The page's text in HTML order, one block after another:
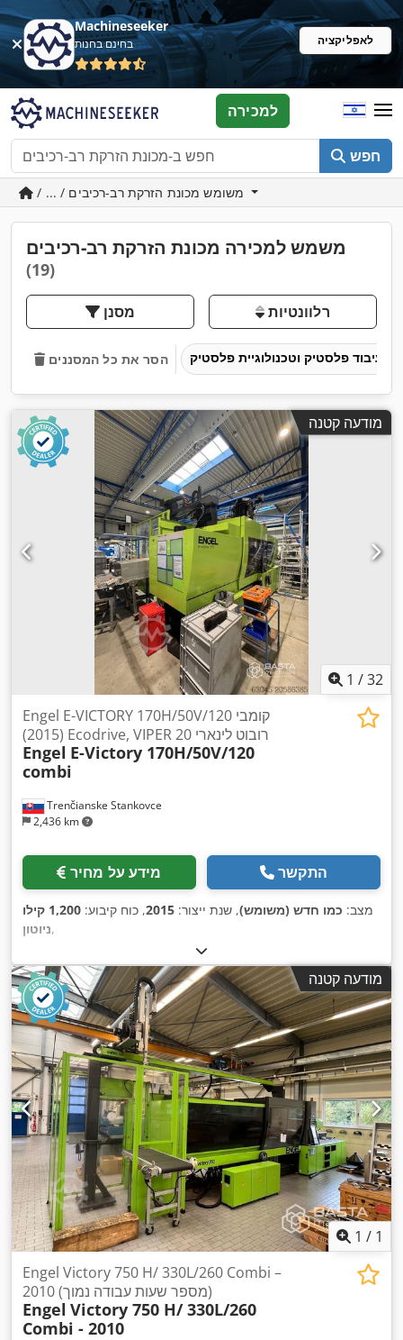
Machineseeker
בחינם בחנות לאפליקציה
חפש
למכירה
משמש למכירה מכונת הזרקת רב-רכיבים
(19)
מסנן רלוונטיות
הסר את כל המסננים
מודעה קטנה
1 /32
Trenčianske Stankovce
2,436 km
Engel E-VICTORY 170H/50V/120 קומבי
(2015) Ecodrive, VIPER 20 רובוט לינארי
Engel E-Victory 170H/50V/120
combi
מידע על מחיר התקשר
מצב: כמו חדש (משומש), שנת ייצור: 2015, כוח קיבוע:
1,200 קילו
ניוטון,
מודעה קטנה
1 / 1
Engel Victory 750 H/ 330L/260 Combi –
2010 (מספר שעות עבודה נמוך)
Engel Victory 750 H/ 330L/260
Combi - 2010